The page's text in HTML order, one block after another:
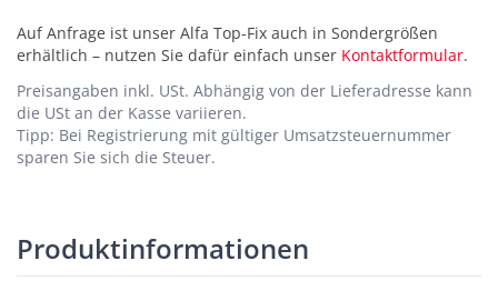
Auf Anfrage ist unser Alfa Top-Fix auch in Sondergrößen
erhältlich – nutzen Sie dafür einfach unser Kontaktformular.
Preisangaben inkl. USt. Abhängig von der Lieferadresse kann
die USt an der Kasse variieren.
Tipp: Bei Registrierung mit gültiger Umsatzsteuernummer
sparen Sie sich die Steuer.
Produktinformationen